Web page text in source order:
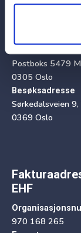
Postboks 5479
0305 Oslo
Besøksadresse
Sørkedalsveien
0369 Oslo
EHF
970 168 265